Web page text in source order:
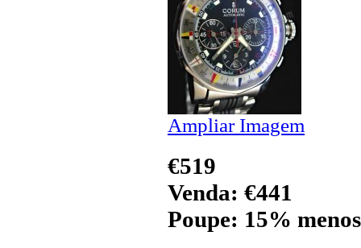
Ampliar Imagem
€519
Venda: €441
Poupe: 15% menos